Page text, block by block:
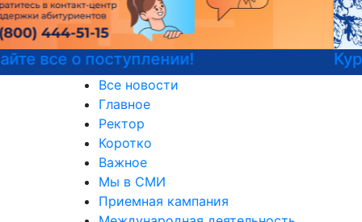
Курсы немецкого языка
Все новости
Главное
Ректор
Коротко
Важное
Мы в СМИ
Приемная кампания